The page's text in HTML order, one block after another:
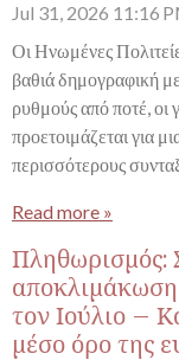
Jul 31, 2026 11:16
Οι Ηνωμένες
βαθιά δημογραφική
ρυθμούς από ποτέ, οι
προετοιμάζεται για
περισσότερους
Read more »
Πληθωρισμός:
τον Ιούλιο –
μέσο όρο της